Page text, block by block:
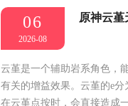
06
2026-08
原神云
云堇是一个辅助岩系角色，
有关的增益效果。云堇的e分
在云堇点按时，会直接造成